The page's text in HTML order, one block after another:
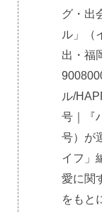
グ・出
ル」（
出・福
ル/
号｜『
号）が
イフ」
愛に関
をもと